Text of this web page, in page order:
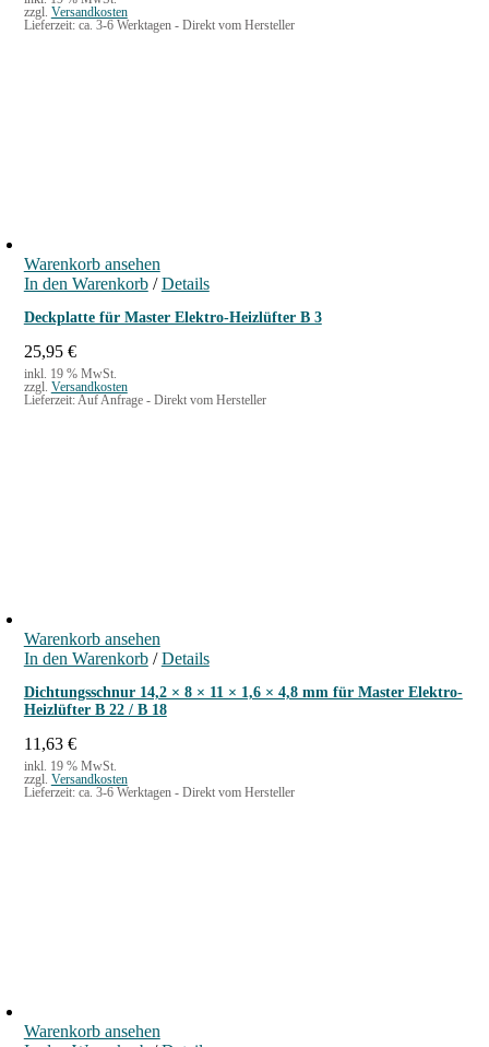
zzgl. Versandkosten
Lieferzeit: ca. 3-6 Werktagen - Direkt vom Hersteller
Warenkorb ansehen
In den Warenkorb / Details
Deckplatte für Master Elektro-Heizlüfter B 3
25,95 €
inkl. 19 % MwSt.
zzgl. Versandkosten
Lieferzeit:Auf Anfrage - Direkt vom Hersteller
Warenkorb ansehen
In den Warenkorb / Details
Dichtungsschnur 14,2 × 8 × 11 × 1,6 × 4,8 mm für Master Elektro-
Heizlüfter B 22 / B 18
11,63 €
inkl. 19 % MwSt.
zzgl. Versandkosten
Lieferzeit: ca. 3-6 Werktagen - Direkt vom Hersteller
Warenkorb ansehen